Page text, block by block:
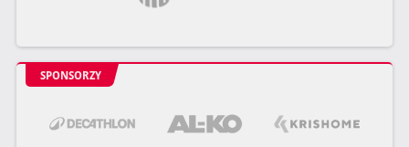
SPONSORZY